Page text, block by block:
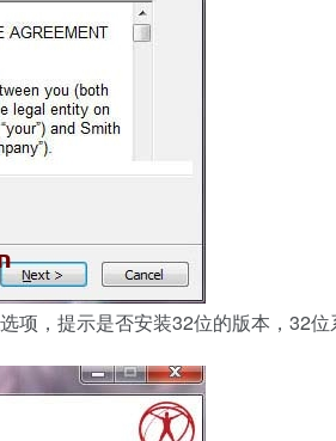
，提示是否安装32位的版本，32